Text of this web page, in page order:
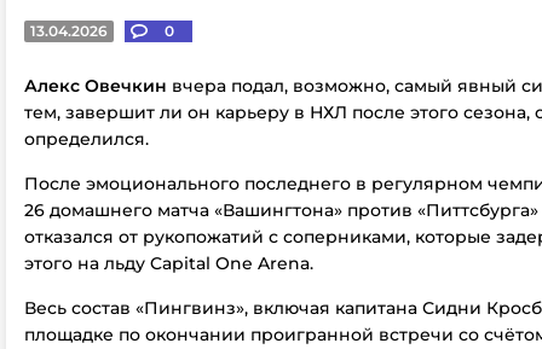
13.04.2026 0
Алекс Овечкин вчера подал, возможно, самый явный
тем, завершит ли он карьеру в НХЛ после этого сезона,
определился.
После эмоционального последнего в регулярном
26 домашнего матча «Вашингтона» против
отказался от рукопожатий с соперниками, которые
этого на льду Capital One Arena.
Весь состав «Пингвинз», включая капитана Сидни
площадке по окончании проигранной встречи со